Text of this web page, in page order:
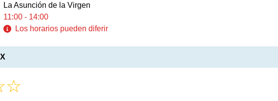
La Asunción de la Virgen
11:00 - 14:00
Los horarios pueden diferir